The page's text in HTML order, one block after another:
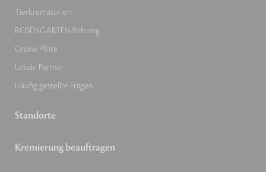
Tierkrematorien
ROSENGARTEN-Stiftung
Grüne Pfote
Lokale Partner
Häufig gestellte Fragen
Standorte
Kremierung beauftragen